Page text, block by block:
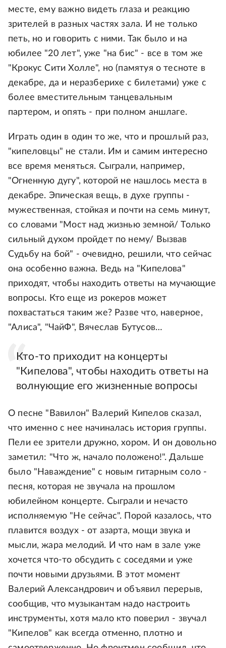
месте, ему важно видеть глаза и реакцию
зрителей в разных частях зала. И не только
петь, но и говорить с ними. Так было и на
юбилее "20 лет", уже "на бис" - все в том же
"Крокус Сити Холле", но (памятуя о тесноте в
декабре, да и неразберихе с билетами) уже с
более вместительным танцевальным
партером, и опять - при полном аншлаге.
Играть один в один то же, что и прошлый раз,
"кипеловцы" не стали. Им и самим интересно
все время меняться. Сыграли, например,
"Огненную дугу", которой не нашлось места в
декабре. Эпическая вещь, в духе группы -
мужественная, стойкая и почти на семь минут,
со словами "Мост над жизнью земной/ Только
сильный духом пройдет по нему/ Вызвав
Судьбу на бой" - очевидно, решили, что сейчас
она особенно важна. Ведь на "Кипелова"
приходят, чтобы находить ответы на мучающие
вопросы. Кто еще из рокеров может
похвастаться таким же? Разве что, наверное,
"Алиса", "ЧайФ", Вячеслав Бутусов…
Кто-то приходит на концерты
"Кипелова", чтобы находить ответы на
волнующие его жизненные вопросы
О песне "Вавилон" Валерий Кипелов сказал,
что именно с нее начиналась история группы.
Пели ее зрители дружно, хором. И он довольно
заметил: "Что ж, начало положено!". Дальше
было "Наваждение" с новым гитарным соло -
песня, которая не звучала на прошлом
юбилейном концерте. Сыграли и нечасто
исполняемую "Не сейчас". Порой казалось, что
плавится воздух - от азарта, мощи звука и
мысли, жара мелодий. И что нам в зале уже
хочется что-то обсудить с соседями и уже
почти новыми друзьями. В этот момент
Валерий Александрович и объявил перерыв,
сообщив, что музыкантам надо настроить
инструменты, хотя мало кто поверил - звучал
"Кипелов" как всегда отменно, плотно и